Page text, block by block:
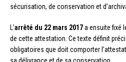
sécurisation, de conservation et
L’arrêté du 22 mars 2017a ensuite fixé
de cette attestation. Ce texte définit
obligatoires que doit comporter
sa délivrance et de sa conservation.